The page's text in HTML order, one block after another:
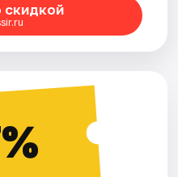
скидкой